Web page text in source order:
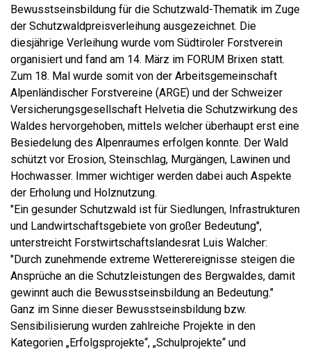
Bewusstseinsbildung für die Schutzwald-Thematik im Zuge
der Schutzwaldpreisverleihung ausgezeichnet. Die
diesjährige Verleihung wurde vom Südtiroler Forstverein
organisiert und fand am 14. März im FORUM Brixen statt.
Zum 18. Mal wurde somit von der Arbeitsgemeinschaft
Alpenländischer Forstvereine (ARGE) und der Schweizer
Versicherungsgesellschaft Helvetia die Schutzwirkung des
Waldes hervorgehoben, mittels welcher überhaupt erst eine
Besiedelung des Alpenraumes erfolgen konnte. Der Wald
schützt vor Erosion, Steinschlag, Murgängen, Lawinen und
Hochwasser. Immer wichtiger werden dabei auch Aspekte
der Erholung und Holznutzung.
"Ein gesunder Schutzwald ist für Siedlungen, Infrastrukturen
und Landwirtschaftsgebiete von großer Bedeutung",
unterstreicht Forstwirtschaftslandesrat Luis Walcher:
"Durch zunehmende extreme Wetterereignisse steigen die
Ansprüche an die Schutzleistungen des Bergwaldes, damit
gewinnt auch die Bewusstseinsbildung an Bedeutung."
Ganz im Sinne dieser Bewusstseinsbildung bzw.
Sensibilisierung wurden zahlreiche Projekte in den
Kategorien „Erfolgsprojekte“, „Schulprojekte“ und